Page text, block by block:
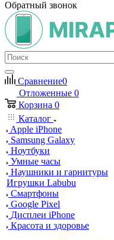
Обратный звонок
Сравнение0
Отложенные 0
Корзина 0
Каталог
Apple iPhone
Samsung Galaxy
Ноутбуки
Умные часы
Наушники и гарнитуры
Игрушки Labubu
Смартфоны
Google Pixel
Дисплеи iPhone
Красота и здоровье